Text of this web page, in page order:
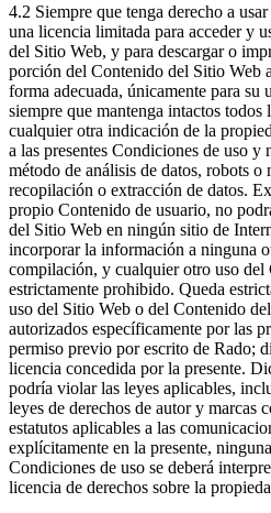
4.2 Siempre que tenga derecho a
una licencia limitada para acceder y
del Sitio Web, y para descargar o
porción del Contenido del Sitio Web
forma adecuada, únicamente para su
siempre que mantenga intactos todos
cualquier otra indicación de la
a las presentes Condiciones de uso
método de análisis de datos, robots o
recopilación o extracción de datos.
propio Contenido de usuario, no
del Sitio Web en ningún sitio de
incorporar la información a ninguna
compilación, y cualquier otro uso del
estrictamente prohibido. Queda
uso del Sitio Web o del Contenido
autorizados específicamente por las
permiso previo por escrito de Rado;
licencia concedida por la presente.
podría violar las leyes aplicables,
leyes de derechos de autor y marcas
estatutos aplicables a las
explícitamente en la presente,
Condiciones de uso se deberá
licencia de derechos sobre la